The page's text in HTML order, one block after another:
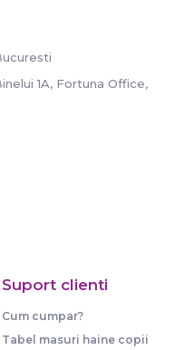
1A, Fortuna Office,
Suport clienti
Cum cumpar?
Tabel masuri haine copii